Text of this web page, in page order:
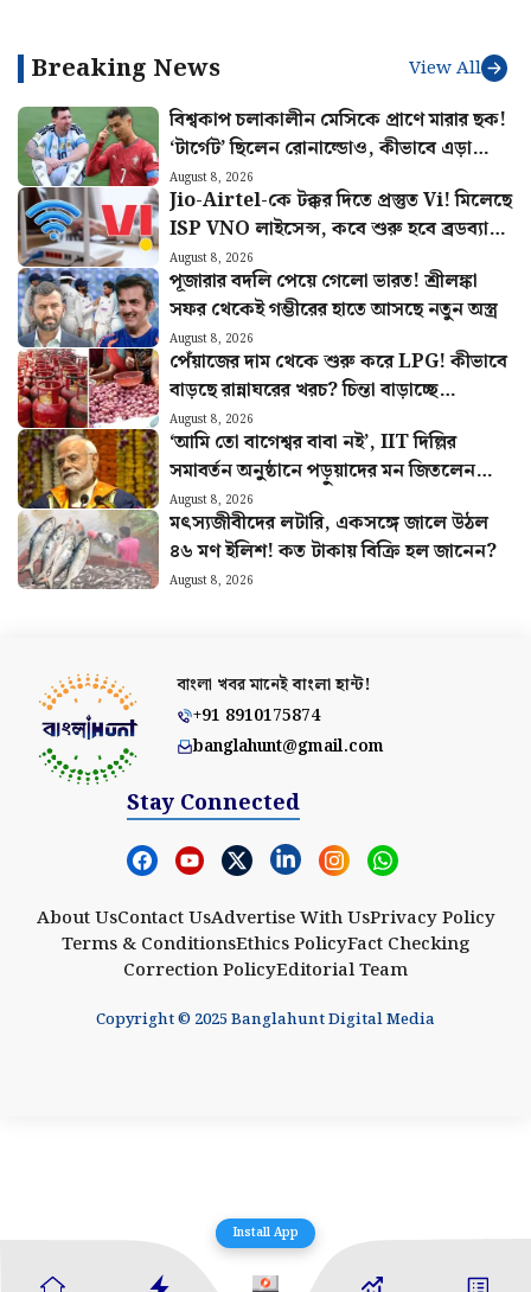
Breaking News View All
বিশ্বকাপ চলাকালীন মেসিকে প্রাণে মারার ছক!
‘টার্গেট’ ছিলেন রোনাল্ডোও, কীভাবে এড়ানো
গেল হামলা?
August 8, 2026
Jio-Airtel-কে টক্কর দিতে প্রস্তুত Vi! মিলেছে
ISP VNO লাইসেন্স, কবে শুরু হবে ব্রডব্যান্ড
সার্ভিস?
August 8, 2026
পূজারার বদলি পেয়ে গেলো ভারত! শ্রীলঙ্কা
সফর থেকেই গম্ভীরের হাতে আসছে নতুন অস্ত্র
August 8, 2026
পেঁয়াজের দাম থেকে শুরু করে LPG! কীভাবে
বাড়ছে রান্নাঘরের খরচ? চিন্তা বাড়াচ্ছে
পরিসংখ্যান
August 8, 2026
‘আমি তো বাগেশ্বর বাবা নই’, IIT দিল্লির
সমাবর্তন অনুষ্ঠানে পড়ুয়াদের মন জিতলেন
মোদী, দিলেন বিশেষ বার্তা
August 8, 2026
মৎস্যজীবীদের লটারি, একসঙ্গে জালে উঠল
৪৬ মণ ইলিশ! কত টাকায় বিক্রি হল জানেন?
August 8, 2026
বাংলা খবর মানেইবাংলা হান্ট!
+91 8910175874
banglahunt@gmail.com
Stay Connected
About UsContact UsAdvertise With UsPrivacy Policy
Terms & ConditionsEthics PolicyFact Checking
Correction PolicyEditorial Team
Copyright © 2025 Banglahunt Digital Media
Install App